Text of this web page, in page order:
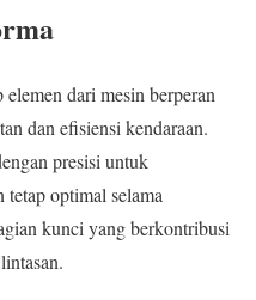
dari mesin berperan
dan efisiensi kendaraan.
presisi untuk
tetap optimal selama
kunci yang berkontribusi